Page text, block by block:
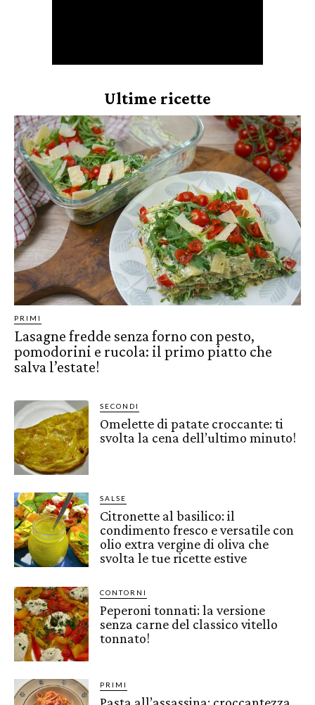
Ultime ricette
PRIMI
Lasagne fredde senza forno con pesto,
pomodorini e rucola: il primo piatto che
salva l’estate!
SECONDI
Omelette di patate croccante: ti
svolta la cena dell’ultimo minuto!
SALSE
Citronette al basilico: il
condimento fresco e versatile con
olio extra vergine di oliva che
svolta le tue ricette estive
CONTORNI
Peperoni tonnati: la versione
senza carne del classico vitello
tonnato!
PRIMI